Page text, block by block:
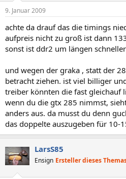
9. Januar 2009
achte da drauf das die timings
aufpreis nicht zu groß ist dann
sonst ist ddr2 um längen
und wegen der graka , statt der
betracht ziehen. ist viel billiger
treiber könnten die fast gleichauf
wenn du die gtx 285 nimmst,
anders aus. da musst du denn
das doppelte auszugeben für 10-
LarsS85
Ensign Ersteller dieses